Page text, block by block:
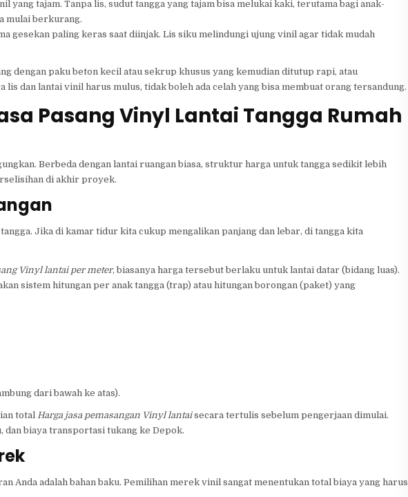
tajam. Tanpa lis, sudut tangga yang tajam bisa melukai kaki, terutama bagi anak-
mulai berkurang.
gesekan paling keras saat diinjak. Lis siku melindungi ujung vinil agar tidak mudah
dengan paku beton kecil atau sekrup khusus yang kemudian ditutup rapi, atau
lis dan lantai vinil harus mulus, tidak boleh ada celah yang bisa membuat orang tersandung.
Pasang Vinyl Lantai Tangga Rumah
Berbeda dengan lantai ruangan biasa, struktur harga untuk tangga sedikit lebih
di akhir proyek.
Jika di kamar tidur kita cukup mengalikan panjang dan lebar, di tangga kita
Vinyl lantai per meter, biasanya harga tersebut berlaku untuk lantai datar (bidang luas).
sistem hitungan per anak tangga (trap) atau hitungan borongan (paket) yang
dari bawah ke atas).
total Harga jasa pemasangan Vinyl lantaisecara tertulis sebelum pengerjaan dimulai.
dan biaya transportasi tukang ke Depok.
Anda adalah bahan baku. Pemilihan merek vinil sangat menentukan total biaya yang harus